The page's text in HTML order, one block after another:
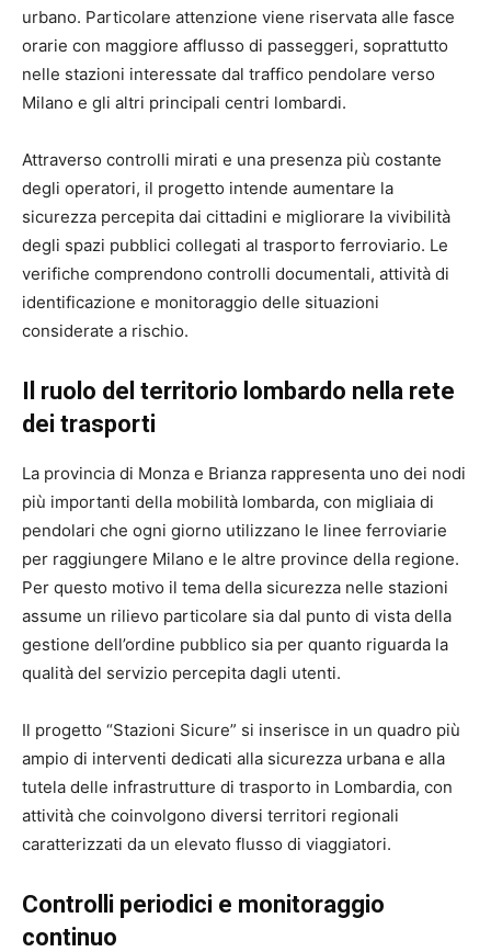
urbano. Particolare attenzione viene riservata alle fasce
orarie con maggiore afflusso di passeggeri, soprattutto
nelle stazioni interessate dal traffico pendolare verso
Milano e gli altri principali centri lombardi.
Attraverso controlli mirati e una presenza più costante
degli operatori, il progetto intende aumentare la
sicurezza percepita dai cittadini e migliorare la vivibilità
degli spazi pubblici collegati al trasporto ferroviario. Le
verifiche comprendono controlli documentali, attività di
identificazione e monitoraggio delle situazioni
considerate a rischio.
Il ruolo del territorio lombardo nella rete
dei trasporti
La provincia di Monza e Brianza rappresenta uno dei nodi
più importanti della mobilità lombarda, con migliaia di
pendolari che ogni giorno utilizzano le linee ferroviarie
per raggiungere Milano e le altre province della regione.
Per questo motivo il tema della sicurezza nelle stazioni
assume un rilievo particolare sia dal punto di vista della
gestione dell’ordine pubblico sia per quanto riguarda la
qualità del servizio percepita dagli utenti.
Il progetto “Stazioni Sicure” si inserisce in un quadro più
ampio di interventi dedicati alla sicurezza urbana e alla
tutela delle infrastrutture di trasporto in Lombardia, con
attività che coinvolgono diversi territori regionali
caratterizzati da un elevato flusso di viaggiatori.
Controlli periodici e monitoraggio
continuo